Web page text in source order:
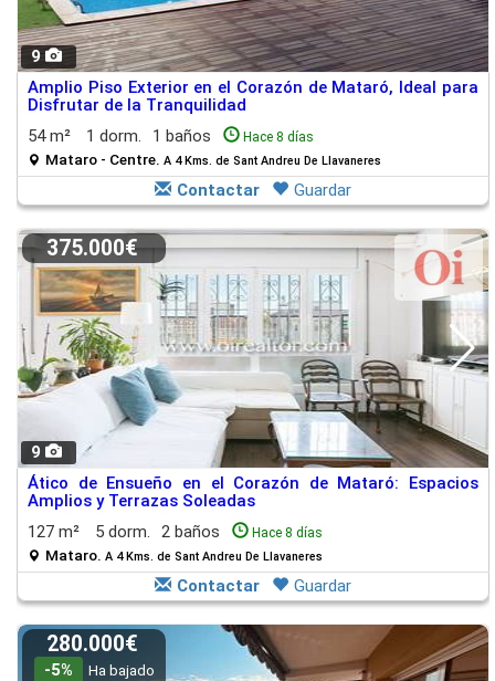
9
Amplio Piso Exterior en el Corazón de Mataró, Ideal para
Disfrutar de la Tranquilidad
54 m²
1 dorm. 1 baños Hace 8 días
Mataro - Centre. A 4 Kms. de Sant Andreu De Llavaneres
Contactar Guardar
9
375.000€
Ático de Ensueño en el Corazón de Mataró: Espacios
Amplios y Terrazas Soleadas
127 m²
5 dorm. 2 baños Hace 8 días
Mataro. A 4 Kms. de Sant Andreu De Llavaneres
Contactar Guardar
280.000€
-5%
Ha bajado